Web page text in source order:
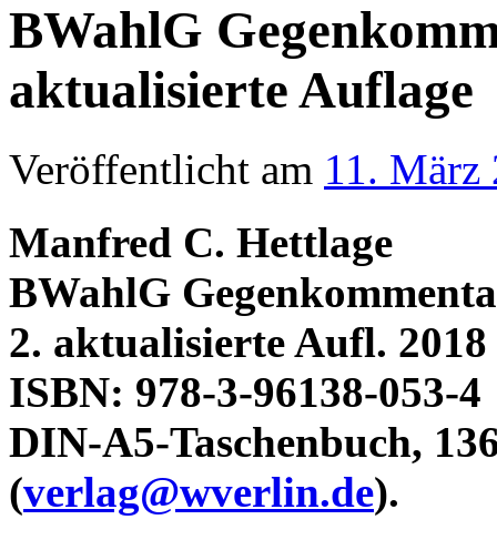
BWahlG
aktualisierte Auflage
Veröffentlicht am 11. März
Manfred C. Hettlage
BWahlG
2. aktualisierte Aufl. 2018
ISBN: 978-3-96138-053-4
DIN-A5-Taschenbuch,
(verlag@wverlin.de).